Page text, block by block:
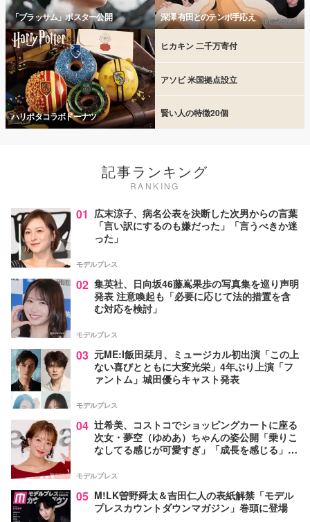
「ブラッサム」ポスター公開 深澤 有田とのテンポ手応え
ハリポタコラボドーナツ
ヒカキン 二千万寄付
アソビ 米国拠点設立
賢い人の特徴20個
記事ランキング
RANKING
01 広末涼子、病名公表を決断した次男からの言葉
「言い訳にするのも嫌だった」「言うべきか迷
った」
モデルプレス
02 集英社、日向坂46藤嶌果歩の写真集を巡り声明
発表 注意喚起も「必要に応じて法的措置を含
む対応を検討」
モデルプレス
03 元ME:I飯田栞月、ミュージカル初出演「この上
ない喜びとともに大変光栄」4年ぶり上演「フ
ァントム」城田優らキャスト発表
モデルプレス
04 辻希美、コストコでショッピングカートに座る
次女・夢空（ゆめあ）ちゃんの姿公開「乗りこ
なしてる感じが可愛すぎ」「成長を感じる」の
モデルプレス
05 M!LK曽野舜太＆吉田仁人の表紙解禁「モデル
プレスカウントダウンマガジン」巻頭に登場